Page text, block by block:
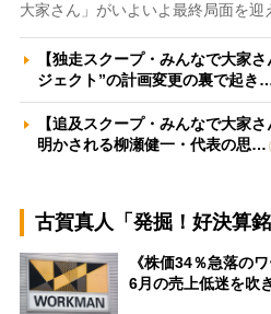
大家さん」がいよいよ最終局面を
【独走スクープ・みんなで大家
ジェクト”の計画変更の裏で起き
【追及スクープ・みんなで大家
明かされる柳瀬健一・代表の思…
古賀真人「発掘！好決算銘
《株価34％急落の
6月の売上低迷を吹